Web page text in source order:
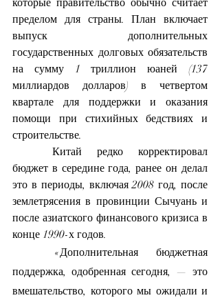
которые правительство обычно считает
пределом для страны. План включает
выпуск дополнительных
государственных долговых обязательств
на сумму 1 триллион юаней (137
миллиардов долларов) в четвертом
квартале для поддержки и оказания
помощи при стихийных бедствиях и
строительстве.
бюджет в середине года, ранее он делал
это в периоды, включая 2008 год, после
землетрясения в провинции Сычуань и
после азиатского финансового кризиса в
конце 1990-х годов.
поддержка, одобренная сегодня, — это
вмешательство, которого мы ожидали и